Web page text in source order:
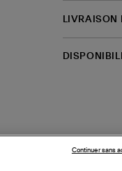
LIVRAISON
Continuer sans